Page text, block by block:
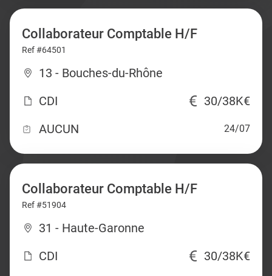
Collaborateur Comptable H/F
Ref #64501
13 - Bouches-du-Rhône
CDI
30/38K€
AUCUN
24/07
Collaborateur Comptable H/F
Ref #51904
31 - Haute-Garonne
CDI
30/38K€